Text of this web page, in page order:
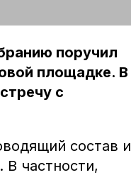
поручил
площадке. В
с
состав и
частности,